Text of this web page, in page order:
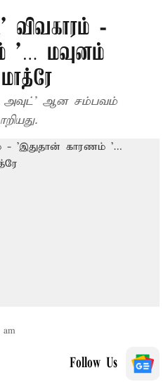
விவகாரம் -
’… மவுனம்
அவுட்’ ஆன சம்பவம்
am
Follow Us